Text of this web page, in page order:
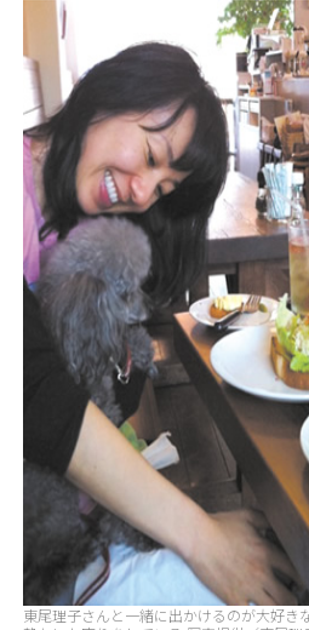
東尾理子さんと一緒に出かけるのが大好き